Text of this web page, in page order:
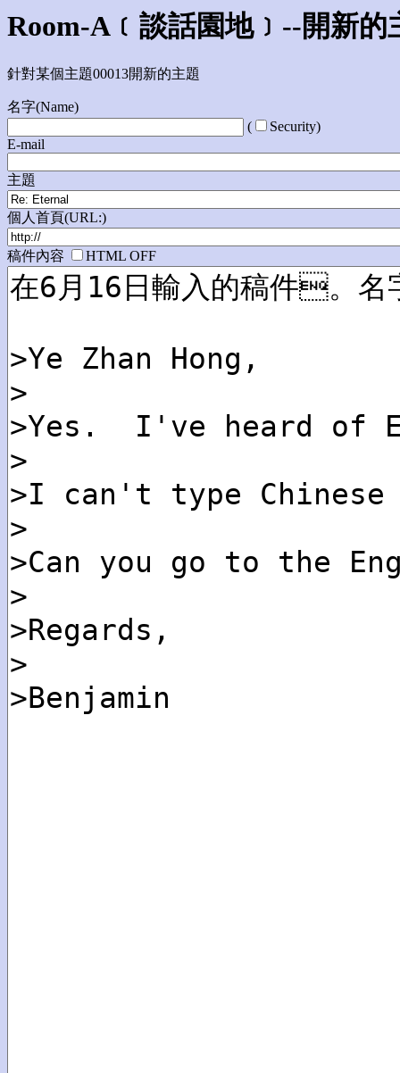
Room-A﹝談話園地﹞--開新的
針對某個主題00013開新的主題
名字(Name)
(
Security)
E-mail
主題
個人首頁(URL:)
稿件內容 HTML OFF